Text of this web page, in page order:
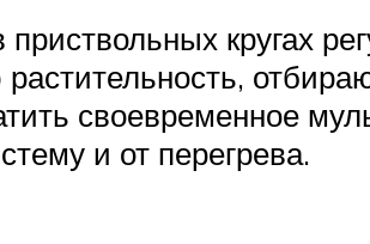
кругах
своевременное
и от перегрева.